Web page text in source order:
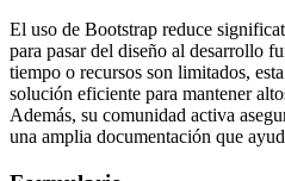
El uso de Bootstrap reduce
para pasar del diseño al desarrollo
tiempo o recursos son limitados,
solución eficiente para mantener
Además, su comunidad activa
una amplia documentación que